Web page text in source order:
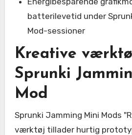
batterilevetid under
Mod-sessioner
Kreative
Sprunki
Mod
Sprunki Jamming Mini Mods
værktøj tillader hurtig